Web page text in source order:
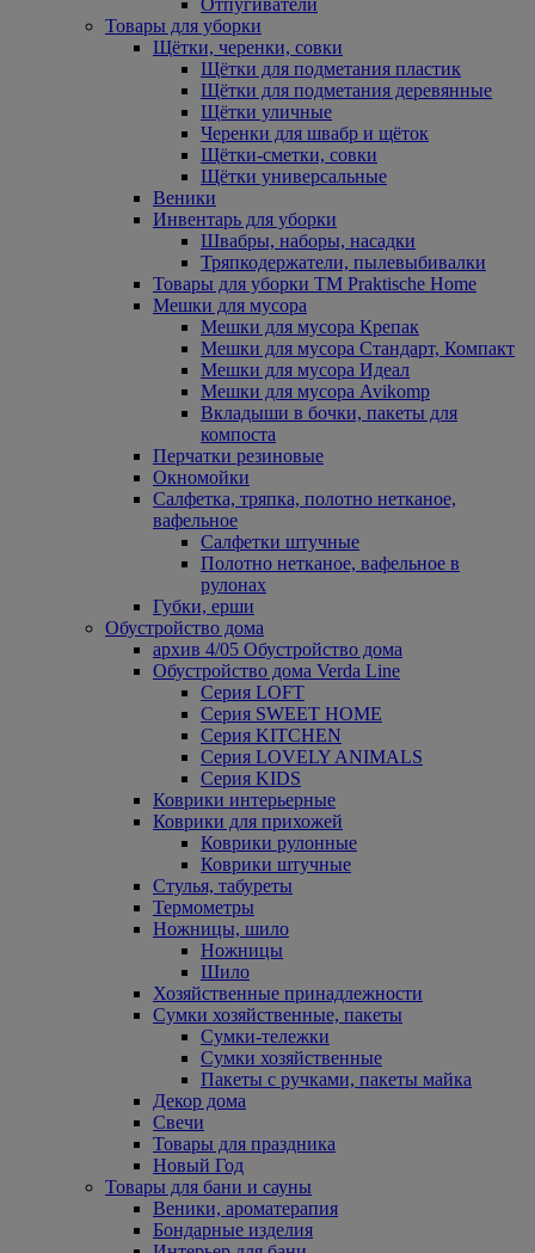
Отпугиватели
Товары для уборки
Щётки, черенки, совки
Щётки для подметания пластик
Щётки для подметания деревянные
Щётки уличные
Черенки для швабр и щёток
Щётки-сметки, совки
Щётки универсальные
Веники
Инвентарь для уборки
Швабры, наборы, насадки
Тряпкодержатели, пылевыбивалки
Товары для уборки ТМ Praktische Home
Мешки для мусора
Мешки для мусора Крепак
Мешки для мусора Стандарт, Компакт
Мешки для мусора Идеал
Мешки для мусора Avikomp
Вкладыши в бочки, пакеты для
компоста
Перчатки резиновые
Окномойки
Салфетка, тряпка, полотно нетканое,
вафельное
Салфетки штучные
Полотно нетканое, вафельное в
рулонах
Губки, ерши
Обустройство дома
архив 4/05 Обустройство дома
Обустройство дома Verda Line
Серия LOFT
Серия SWEET HOME
Серия KITCHEN
Серия LOVELY ANIMALS
Серия KIDS
Коврики интерьерные
Коврики для прихожей
Коврики рулонные
Коврики штучные
Стулья, табуреты
Термометры
Ножницы, шило
Ножницы
Шило
Хозяйственные принадлежности
Сумки хозяйственные, пакеты
Сумки-тележки
Сумки хозяйственные
Пакеты с ручками, пакеты майка
Декор дома
Свечи
Товары для праздника
Новый Год
Товары для бани и сауны
Веники, ароматерапия
Бондарные изделия